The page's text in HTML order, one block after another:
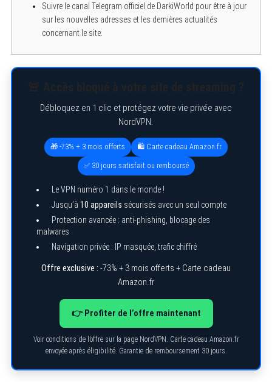
Suivre le canal Telegram officiel de DarkiWorld pour être à jour
sur les nouvelles adresses et les dernières actualités
concernant le site.
Débloquez en 1 clic et protégez votre vie privée avec
NordVPN.
🎁 -73% + 3 mois offerts 🛍️ Carte cadeau Amazon.fr
✅ 30 jours satisfait ou remboursé
Le VPN numéro 1 dans le monde !
Jusqu’à 10 appareils sécurisés avec un seul compte
Protection avancée : anti-phishing, blocage des
malwares
Navigation privée : IP masquée, trafic chiffré
Offre exclusive : -73% + 3 mois offerts + Carte cadeau
Amazon.fr
👉 Profiter de l’offre maintenant
Voir conditions de l’offre sur la page NordVPN. Carte cadeau Amazon.fr
envoyée après éligibilité. Garantie de remboursement 30 jours.